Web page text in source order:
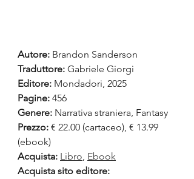
Autore: Brandon Sanderson
Traduttore: Gabriele Giorgi
Editore: Mondadori, 2025
Pagine: 456
Genere: Narrativa straniera, Fantasy
Prezzo: € 22.00 (cartaceo), € 13.99
(ebook)
Acquista: Libro, Ebook
Acquista sito editore: